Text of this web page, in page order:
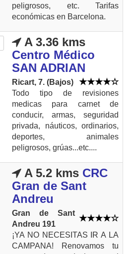
peligrosos, etc. Tarifas
económicas en Barcelona.
A 3.36 kms
Centro Médico
SAN ADRIAN
Ricart, 7. (Bajos)
Todo tipo de revisiones
medicas para carnet de
conducir, armas, seguridad
privada, náuticos, ordinarios,
deportes, animales
peligrosos, grúas...etc....
A 5.2 kms CRC
Gran de Sant
Andreu
Gran de Sant
Andreu 191
¡YA NO NECESITAS IR A LA
CAMPANA! Renovamos tu